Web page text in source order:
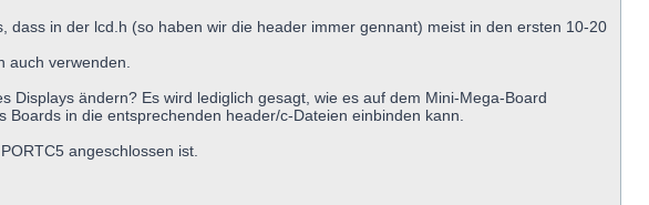
in der lcd.h (so haben wir die header immer gennant) meist in den ersten 10-20
auch verwenden.
Displays ändern? Es wird lediglich gesagt, wie es auf dem Mini-Mega-Board
in die entsprechenden header/c-Dateien einbinden kann.
angeschlossen ist.